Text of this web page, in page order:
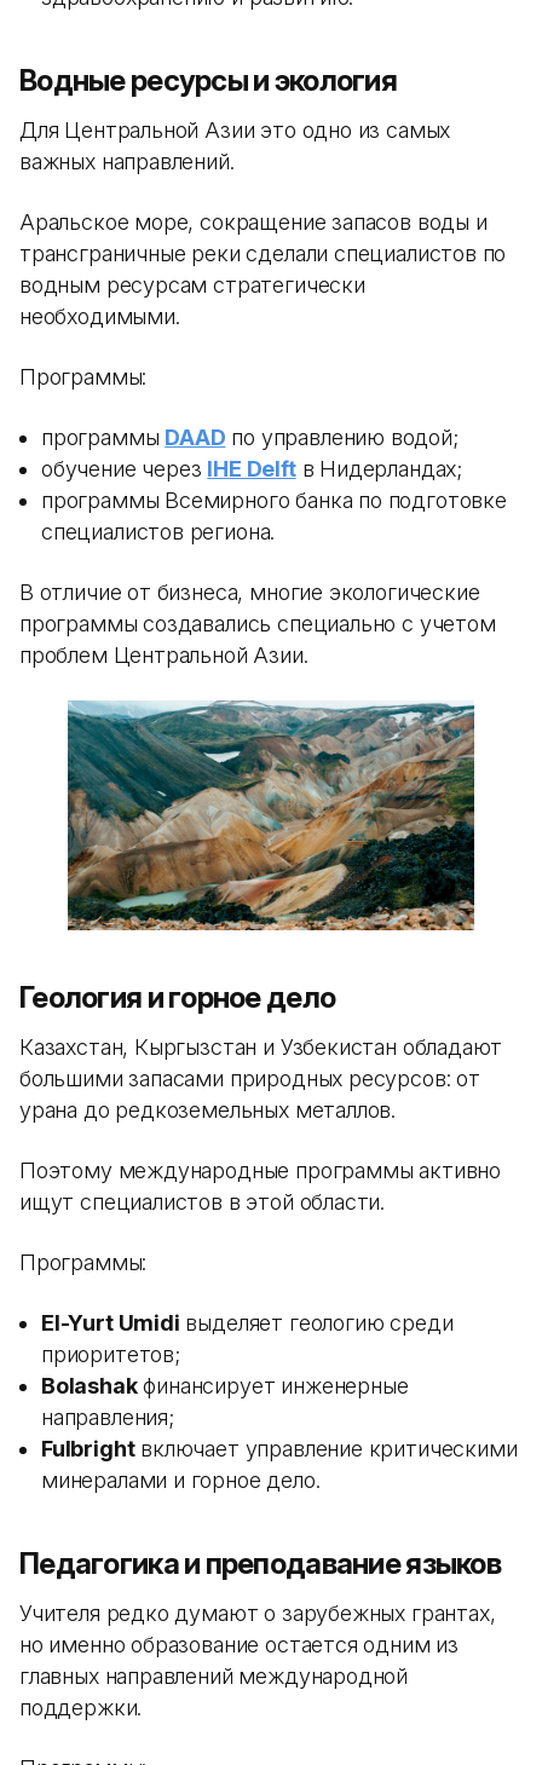
Водные ресурсы и экология
Для Центральной Азии это одно из самых
важных направлений.
Аральское море, сокращение запасов воды и
трансграничные реки сделали специалистов по
водным ресурсам стратегически
необходимыми.
Программы:
программы DAAD по управлению водой;
обучение через IHE Delftв Нидерландах;
программы Всемирного банка по подготовке
специалистов региона.
В отличие от бизнеса, многие экологические
программы создавались специально с учетом
проблем Центральной Азии.
Геология и горное дело
Казахстан, Кыргызстан и Узбекистан обладают
большими запасами природных ресурсов: от
урана до редкоземельных металлов.
Поэтому международные программы активно
ищут специалистов в этой области.
Программы:
El-Yurt Umidi выделяет геологию среди
приоритетов;
Bolashakфинансирует инженерные
направления;
Fulbrightвключает управление критическими
минералами и горное дело.
Педагогика и преподавание языков
Учителя редко думают о зарубежных грантах,
но именно образование остается одним из
главных направлений международной
поддержки.